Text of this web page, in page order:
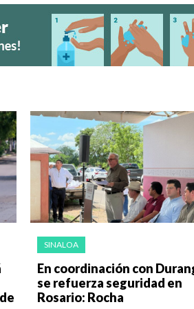
SINALOA
En coordinación con
se refuerza seguridad en
Rosario: Rocha